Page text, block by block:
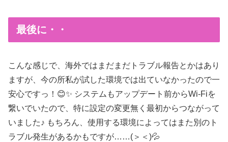
最後に・・
こんな感じで、海外ではまだまだトラブル報告とかはあり
ますが、今の所私が試した環境では出ていなかったので一
安心ですっ！😊✨ システムもアップデート前からWi-Fiを
繋いでいたので、特に設定の変更無く最初からつながって
いました♪ もちろん、使用する環境によってはまた別のト
ラブル発生があるかもですが……(＞＜)💦